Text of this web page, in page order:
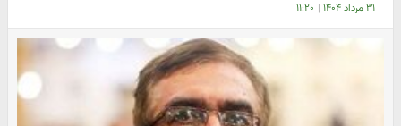
۳۱ مرداد ۱۴۰۴ | ۱۱:۲۰